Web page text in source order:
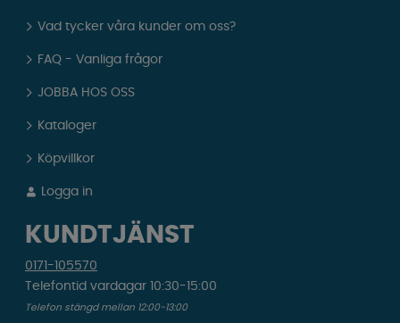
Vad tycker våra kunder om oss?
FAQ - Vanliga frågor
JOBBA HOS OSS
Kataloger
Köpvillkor
Logga in
KUNDTJÄNST
0171-105570
Telefontid vardagar 10:30-15:00
Telefon stängd mellan 12:00-13:00